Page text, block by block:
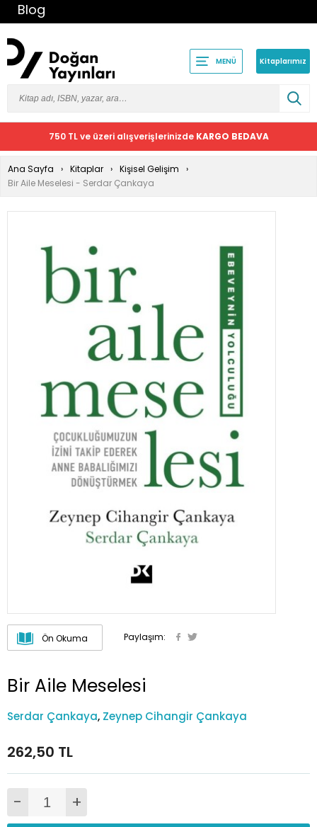
Blog
MENÜ Kitaplarımız
750 TL ve üzeri alışverişlerinizde KARGO BEDAVA
Ana Sayfa Kitaplar
Kişisel Gelişim
Bir Aile Meselesi - Serdar Çankaya
Ön Okuma Paylaşım:
Bir Aile Meselesi
Serdar Çankaya, Zeynep Cihangir Çankaya
262,50 TL
- +